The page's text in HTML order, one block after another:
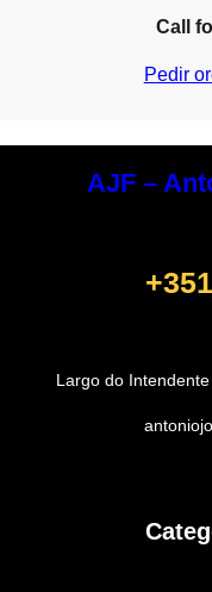
Call
Pedir
AJF –
Largo do